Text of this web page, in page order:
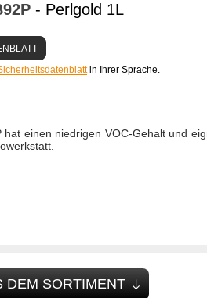
- Perlgold 1L
in Ihrer Sprache.
einen niedrigen VOC-Gehalt und
DEM SORTIMENT